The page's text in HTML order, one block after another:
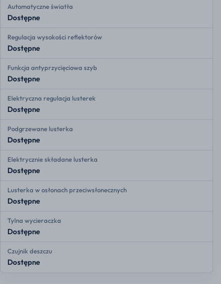
Automatyczne światła
Dostępne
Regulacja wysokości reflektorów
Dostępne
Funkcja antyprzycięciowa szyb
Dostępne
Elektryczna regulacja lusterek
Dostępne
Podgrzewane lusterka
Dostępne
Elektrycznie składane lusterka
Dostępne
Lusterka w osłonach przeciwsłonecznych
Dostępne
Tylna wycieraczka
Dostępne
Czujnik deszczu
Dostępne